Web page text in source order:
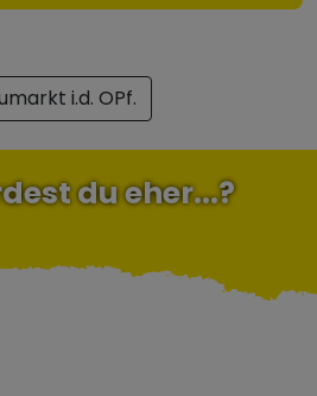
i.d. OPf.
du eher...?